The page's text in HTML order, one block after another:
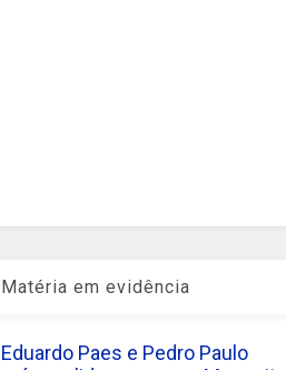
Matéria em evidência
Eduardo Paes e Pedro Paulo